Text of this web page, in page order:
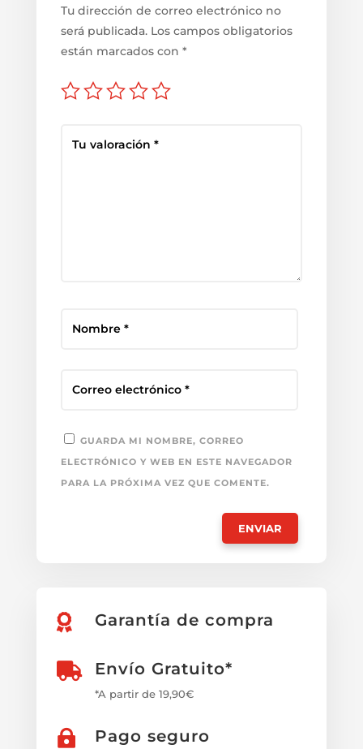
Tu dirección de correo electrónico no
será publicada. Los campos obligatorios
están marcados con *
GUARDA MI NOMBRE, CORREO
ELECTRÓNICO Y WEB EN ESTE NAVEGADOR
PARA LA PRÓXIMA VEZ QUE COMENTE.
 Garantía de compra
 Envío Gratuito*
*A partir de 19,90€
 Pago seguro